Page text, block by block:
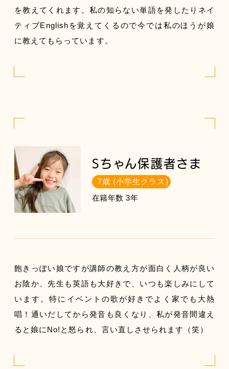
を教えてくれます。私の知らない単語を発したりネイ
ティブEnglishを覚えてくるので今では私のほうが娘
に教えてもらっています。
Sちゃん保護者さま
7歳 (小学生クラス)
在籍年数 3年
飽きっぽい娘ですが講師の教え方が面白く人柄が良い
お陰か、先生も英語も大好きで、いつも楽しみにして
います。特にイベントの歌が好きでよく家でも大熱
唱！通いだしてから発音も良くなり、私が発音間違え
ると娘にNo!と怒られ、言い直しさせられます（笑）